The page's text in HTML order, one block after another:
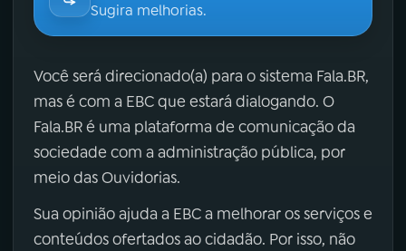
Sugira melhorias.
Você será direcionado(a) para o sistema Fala.BR,
mas é com a EBC que estará dialogando. O
Fala.BR é uma plataforma de comunicação da
sociedade com a administração pública, por
meio das Ouvidorias.
Sua opinião ajuda a EBC a melhorar os serviços e
conteúdos ofertados ao cidadão. Por isso, não